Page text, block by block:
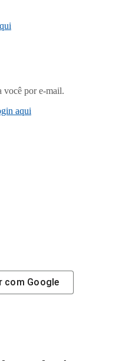
você por e-mail.
aqui
com Google